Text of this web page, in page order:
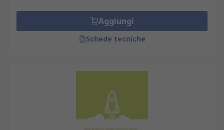
Aggiungi
Schede tecniche